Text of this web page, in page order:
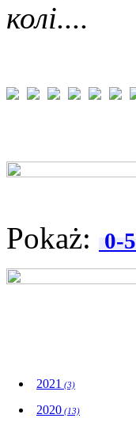
колі....
Pokaż: 0-5
2021 (3)
2020 (13)